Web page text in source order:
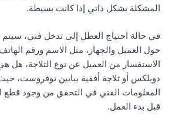
المشكلة بشكل ذاتي إذا كانت بسيطة.
في حالة احتياج العطل إلى تدخل فني، سيتم
حول العميل والجهاز، مثل الاسم ورقم
الاستفسار من العميل عن نوع الثلاجة، هل
دوبلكس أو ثلاجة أفقية ببابين نوفروست،
المعلومات الفني في التحقق من وجود قطع
قبل بدء العمل.